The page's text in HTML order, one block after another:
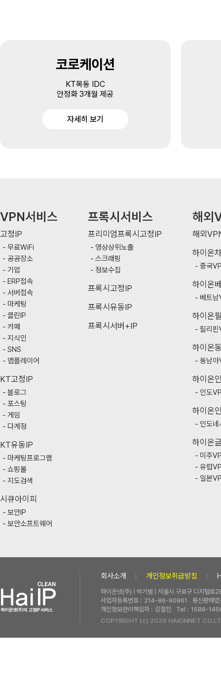
코로케이션
KT목동 IDC
안정화 3개월 제공
자세히 보기
VPN서비스
고정IP
무료WiFi
공공장소
기업
ERP접속
서버접속
마케팅
클린IP
카페
지식인
SNS
앱플레이어
KT고정IP
블로그
포스팅
게임
다계정
KT유동IP
마케팅프로그램
쇼핑몰
지도검색
시큐아이피
보안IP
보안소프트웨어
프록시서비스
프리미엄프록시고정IP
영상상위노출
스크래핑
정보수집
프록시고정IP
프록시유동IP
프록시서버+IP
해외
해외
하이온
중국
하이온
베트
하이온
필리
하이온
동남
하이온
인도
하이온
인도
하이온
미주
유럽
일본
회사소개 개인정보취급방침
하이온넷(주) | 박기범 | 서울시 구로구 디지털
사업자등록번호 : 214-86-90861
통신판매
개인정보관리책임자 : 김철진 Tel : 1588-
COPYRIGHT (c) 2026 HAIONNET